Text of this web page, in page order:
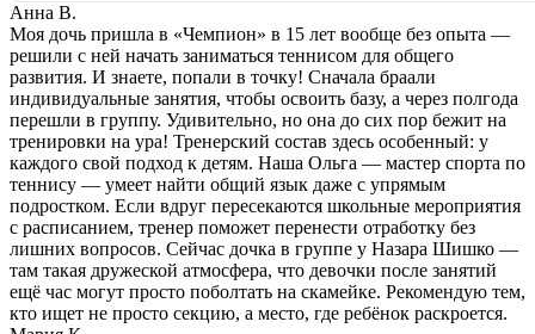
Анна В.
Моя дочь пришла в «Чемпион» в 15 лет вообще без опыта —
решили с ней начать заниматься теннисом для общего
развития. И знаете, попали в точку! Сначала браали
индивидуальные занятия, чтобы освоить базу, а через полгода
перешли в группу. Удивительно, но она до сих пор бежит на
тренировки на ура! Тренерский состав здесь особенный: у
каждого свой подход к детям. Наша Ольга — мастер спорта по
теннису — умеет найти общий язык даже с упрямым
подростком. Если вдруг пересекаются школьные мероприятия
с расписанием, тренер поможет перенести отработку без
лишних вопросов. Сейчас дочка в группе у Назара Шишко —
там такая дружеской атмосфера, что девочки после занятий
ещё час могут просто поболтать на скамейке. Рекомендую тем,
кто ищет не просто секцию, а место, где ребёнок раскроется.